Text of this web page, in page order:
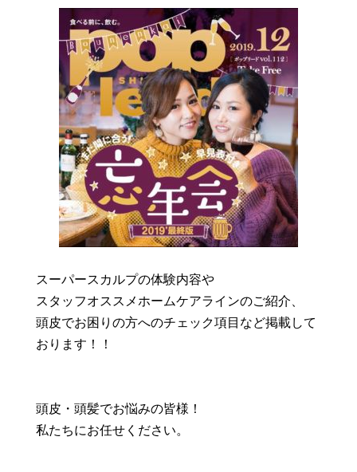
スーパースカルプの体験内容や
スタッフオススメホームケアラインのご紹介、
頭皮でお困りの方へのチェック項目など掲載して
おります！！
頭皮・頭髪でお悩みの皆様！
私たちにお任せください。